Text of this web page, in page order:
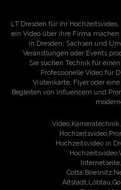
LT Dresden für ihr
ein Video über ihre Firma
in Dresden, Sachsen und
Veranstlungen oder Events
Sie suchen Technik für
Professionelle Video für
Visitenkarte, Flyer oder
Begleiten von Influencern und
Hochzeitsvideo in